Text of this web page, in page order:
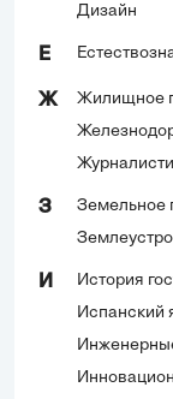
Дизайн
Е
Ж
Жилищное
З
Земельное
И
История
Испанский